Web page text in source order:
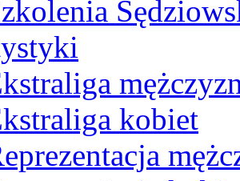
kobiet